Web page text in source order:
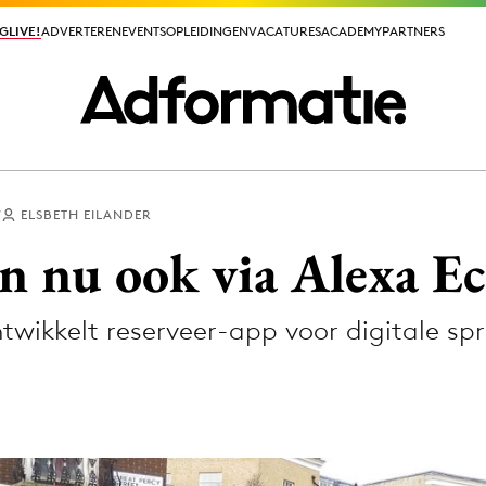
ADVERTERENEVENTSOPLEIDINGENVACATURESACADEMYPARTNERS
ADVERTERENEVENTSOPLEIDINGENVACATURESACADEMYPARTNERS
PR
ELSBETH EILANDER
nu ook via Alexa
reserveer-app voor digitale